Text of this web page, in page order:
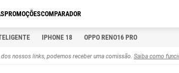
PROMOÇÕESCOMPARADOR
IPHONE 18 OPPO RENO16 PRO
nossos links, podemos receber uma comissão. Saiba como